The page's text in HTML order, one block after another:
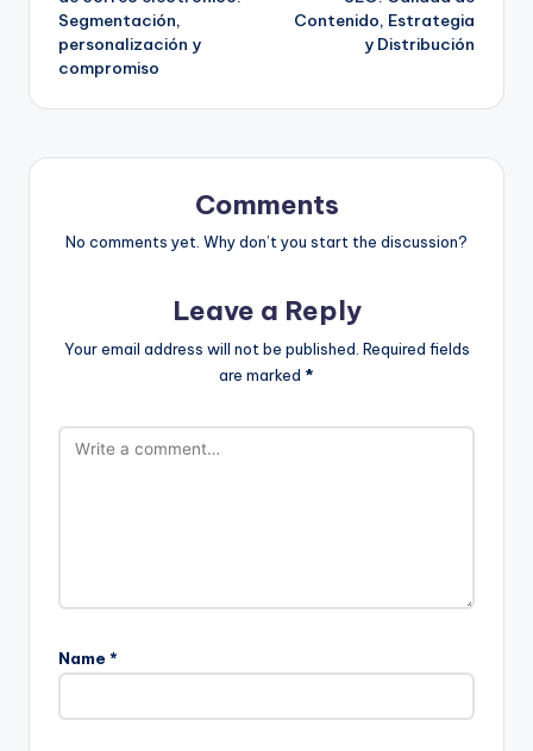
Segmentación,
personalización y
compromiso
Contenido, Estrategia
y Distribución
Comments
No comments yet. Why don’t you start the discussion?
Leave a Reply
Your email address will not be published. Required fields
are marked *
Name *